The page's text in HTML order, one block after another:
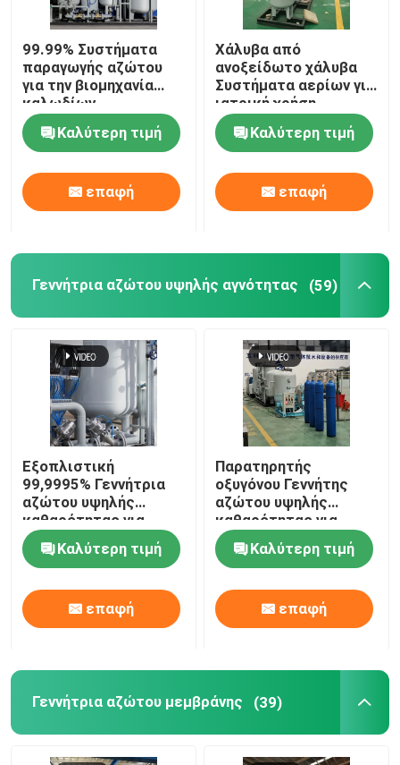
Καθαριστικό αερίων αζώτου
Κρεκάρισμα μεθανόλης
Γεννήτρια υδρογόνου PSA
Συσκευή ανάμιξης βιομηχανικών αερίων
Μορφωματική γεννήτρια οξυγόνου
99.99% Συστήματα
παραγωγής αζώτου
για την βιομηχανία
καλωδίων
Καλύτερη τιμή
επαφή
Χάλυβα από
ανοξείδωτο χάλυβα
Συστήματα αερίων για
ιατρική χρήση
Καλύτερη τιμή
επαφή
Γεννήτρια αζώτου υψηλής αγνότητας (59)
Εξοπλιστική
99,9995% Γεννήτρια
αζώτου υψηλής
καθαρότητας για
σκόνη μολυβδανίου
Καλύτερη τιμή
επαφή
Παρατηρητής
οξυγόνου Γεννήτης
αζώτου υψηλής
καθαρότητας για
μεταλλουργία σκόνης
Καλύτερη τιμή
επαφή
Γεννήτρια αζώτου μεμβράνης (39)